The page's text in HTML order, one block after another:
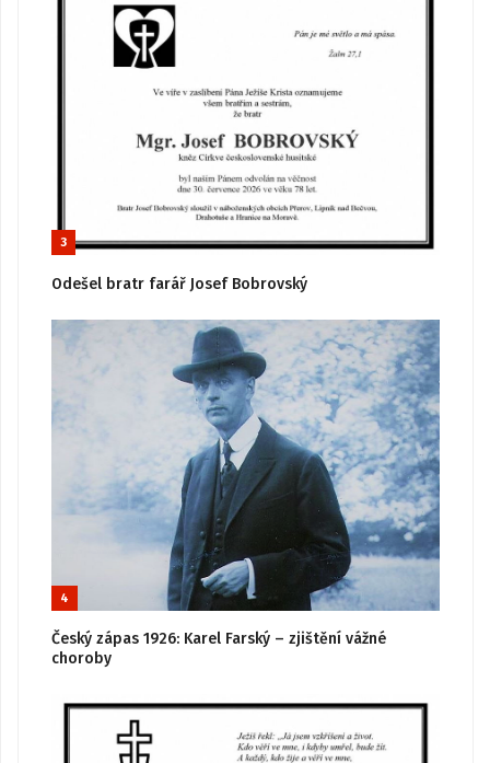
3
Odešel bratr farář Josef Bobrovský
4
Český zápas 1926: Karel Farský – zjištění vážné
choroby